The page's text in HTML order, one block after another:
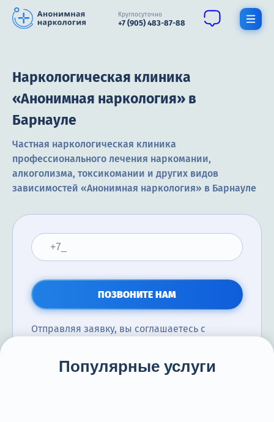
Круглосуточно
+7 (905) 483-87-88
Наркомания
Алкоголизм
Нарколог
Цены
Терапия
Контакты
Круглосуточно, анонимно
Наркологическая клиника
«Анонимная наркология» в
Барнауле
Частная наркологическая клиника
профессионального лечения наркомании,
алкоголизма, токсикомании и других видов
зависимостей «Анонимная наркология» в Барнауле
ПОЗВОНИТЕ НАМ
Отправляя заявку, вы соглашаетесь с
Популярные услуги